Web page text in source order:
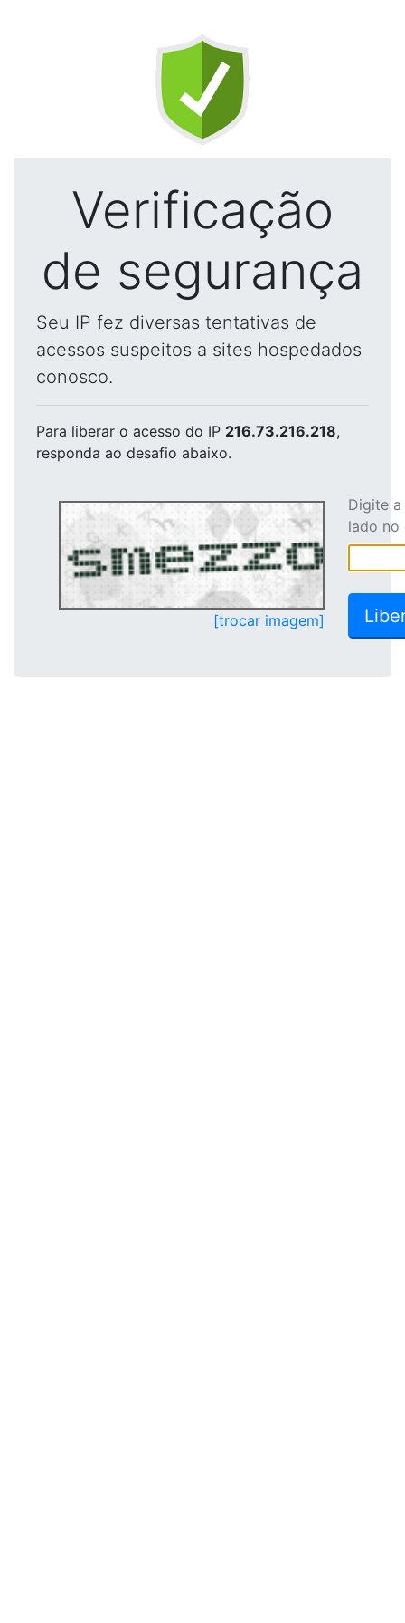
Verificação
de segurança
Seu IP fez diversas tentativas de
acessos suspeitos a sites hospedados
conosco.
Para liberar o acesso do IP 216.73.216.218,
responda ao desafio abaixo.
[trocar imagem]
Digite
lado no